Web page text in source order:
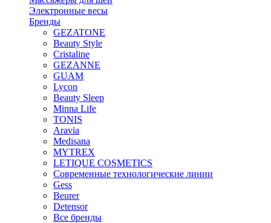
Электронные весы
Бренды
GEZATONE
Beauty Style
Cristaline
GEZANNE
GUAM
Lycon
Beauty Sleep
Minna Life
TONIS
Aravia
Medisana
MYTREX
LETIQUE COSMETICS
Современные технологические линии
Gess
Beurer
Detensor
Все бренды